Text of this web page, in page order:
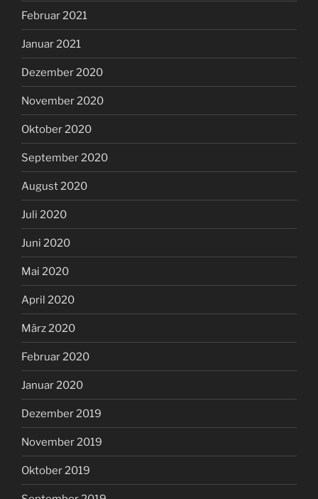
Februar 2021
Januar 2021
Dezember 2020
November 2020
Oktober 2020
September 2020
August 2020
Juli 2020
Juni 2020
Mai 2020
April 2020
März 2020
Februar 2020
Januar 2020
Dezember 2019
November 2019
Oktober 2019